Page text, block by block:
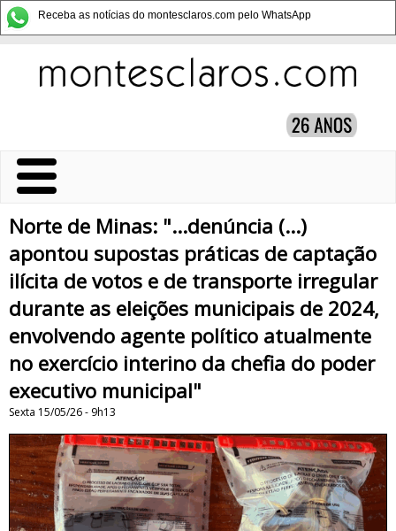
Receba as notícias do montesclaros.com pelo WhatsApp
Norte de Minas: "...denúncia (...)
apontou supostas práticas de captação
ilícita de votos e de transporte irregular
durante as eleições municipais de 2024,
envolvendo agente político atualmente
no exercício interino da chefia do poder
executivo municipal"
Sexta 15/05/26 - 9h13